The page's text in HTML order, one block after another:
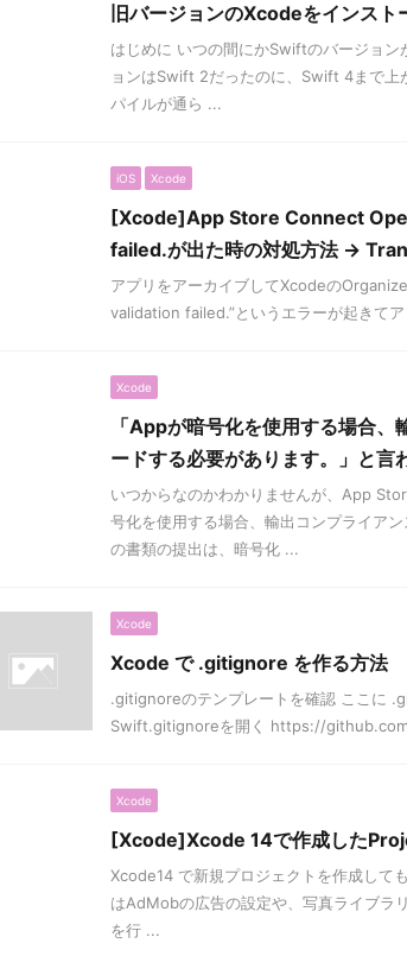
旧バージョンのXcodeをインスト
はじめに いつの間にかSwiftのバージョ
ョンはSwift 2だったのに、Swift 4まで
パイルが通ら ...
iOS Xcode
[Xcode]App Store Connect
failed.が出た時の対処方法 →
アプリをアーカイブしてXcodeの
validation failed.”というエラーが起きて
Xcode
「Appが暗号化を使用する場合
ードする必要があります。」と言
いつからなのかわかりませんが、App
号化を使用する場合、輸出コンプライア
の書類の提出は、暗号化 ...
Xcode
Xcode で .gitignore を作る方法
.gitignoreのテンプレートを確認 ここに
Swift.gitignoreを開く https://
Xcode
[Xcode]Xcode 14で作成した
Xcode14 で新規プロジェクトを作成して
はAdMobの広告の設定や、写真ライブラ
を行 ...